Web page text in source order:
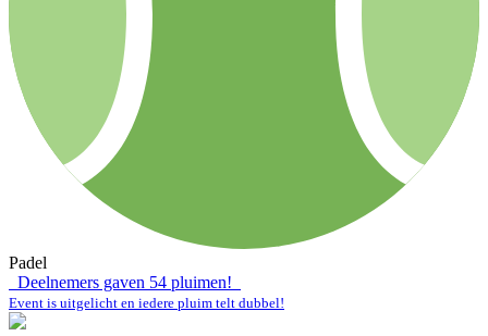
Padel
Deelnemers gaven 54 pluimen!
Event is uitgelicht en iedere pluim telt dubbel!